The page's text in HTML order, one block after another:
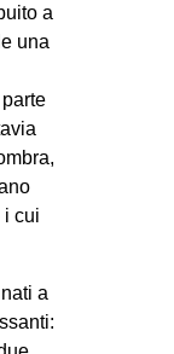
a
una
i cui
a